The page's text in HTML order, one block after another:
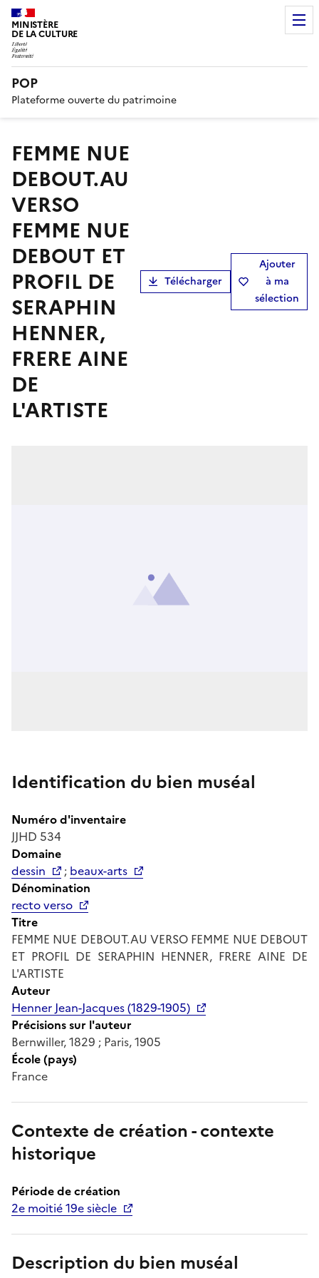
MINISTÈRE
DE LA CULTURE
POP
Plateforme ouverte du patrimoine
FEMME NUE
DEBOUT.AU
VERSO
FEMME NUE
DEBOUT ET
PROFIL DE
SERAPHIN
HENNER,
FRERE AINE
DE
L'ARTISTE
Télécharger
Ajouter
à ma
sélection
Identification du bien muséal
Numéro d'inventaire
JJHD 534
Domaine
dessin
; beaux-arts
Dénomination
recto verso
Titre
FEMME NUE DEBOUT.AU VERSO FEMME NUE DEBOUT
ET PROFIL DE SERAPHIN HENNER, FRERE AINE DE
L'ARTISTE
Auteur
Henner Jean-Jacques (1829-1905)
Précisions sur l'auteur
Bernwiller, 1829 ; Paris, 1905
École (pays)
France
Contexte de création - contexte
historique
Période de création
2e moitié 19e siècle
Description du bien muséal